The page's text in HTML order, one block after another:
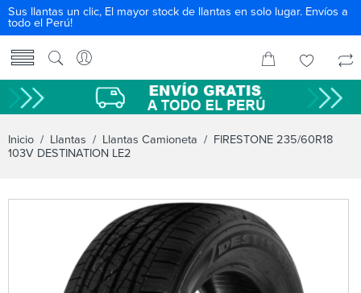
Sus llantas un clic, El mayor stock de llantas en solo lugar. Envíos a
todo el Perú!
Inicio / Llantas / Llantas Camioneta / FIRESTONE 235/60R18
103V DESTINATION LE2